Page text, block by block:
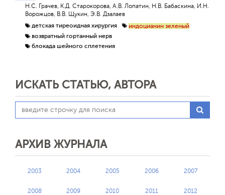
Н.С. Грачев, К.Д. Старокорова, А.В. Лопатин, Н.В. Бабаскина, И.Н.
Ворожцов, В.В. Щукин, Э.В. Дзалаев
детская тиреоидная хирургия
индоцианин зеленый
возвратный гортанный нерв
блокада шейного сплетения
ИСКАТЬ СТАТЬЮ, АВТОРА
АРХИВ ЖУРНАЛА
2003 2004 2005 2006 2007
2008 2009 2010 2011 2012